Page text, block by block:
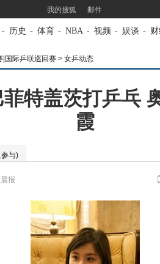
我的搜狐 邮件
- 历史 - 体育 - NBA - 视频 - 娱谈 -
|国际乒联巡回赛 > 女乒动态
特盖茨打乒乓
霞
参与)
报